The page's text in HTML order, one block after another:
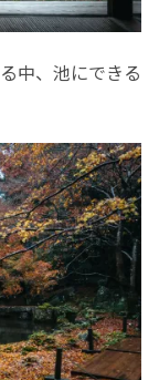
中、池にできる